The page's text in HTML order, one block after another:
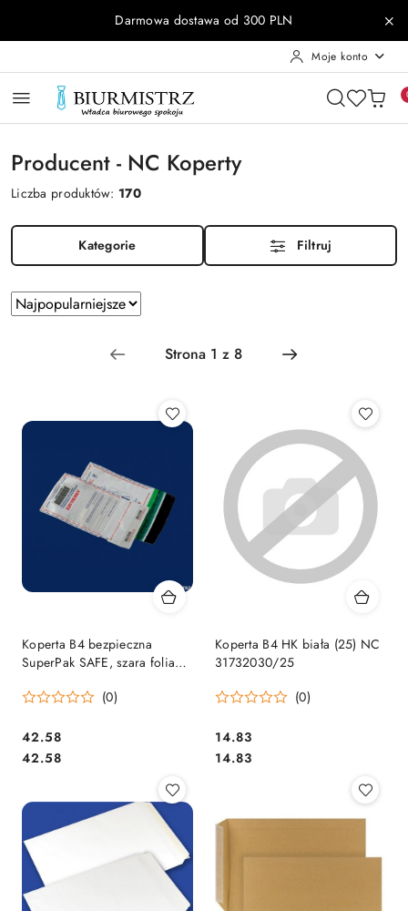
Przejdź do treści głównej
Przejdź do wyszukiwarki
Przejdź do moje konto
Przejdź do menu głównego
Przejdź do stopkiDarmowa dostawa od 300 PLN
Moje konto
Producent - NC Koperty
Liczba produktów: 170
Kategorie Filtruj
Zastosowano
sortowanie:
Najpopularniejsze.
Sortuj
według
Koperta B4 bezpieczna
SuperPak SAFE, szara folia
(0)
Cena:
42.58
Cena:
42.58
Koperta B4 HK biała (25) NC
31732030/25
(0)
Cena:
14.83
Cena:
14.83